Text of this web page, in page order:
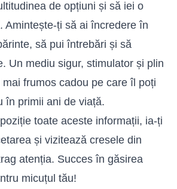
de opțiuni și să iei o
Amintește-ți să ai încredere în
să pui întrebări și să
Un mediu sigur, stimulator și plin
frumos cadou pe care îl poți
în primii ani de viață.
toate aceste informații, ia-ți
și vizitează cresele din
atenția. Succes în găsirea
micuțul tău!